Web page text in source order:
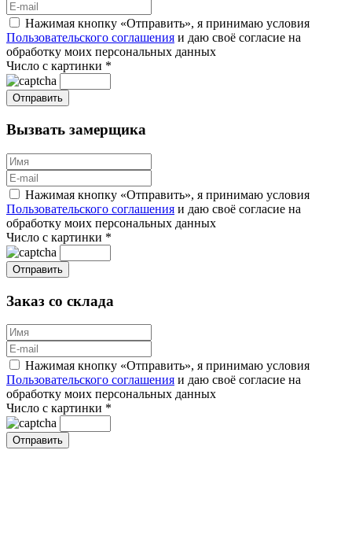
Нажимая кнопку «Отправить», я принимаю условия
Пользовательского соглашения и даю своё согласие на
обработку моих персональных данных
Число с картинки *
Вызвать замерщика
Нажимая кнопку «Отправить», я принимаю условия
Пользовательского соглашения и даю своё согласие на
обработку моих персональных данных
Число с картинки *
Заказ со склада
Нажимая кнопку «Отправить», я принимаю условия
Пользовательского соглашения и даю своё согласие на
обработку моих персональных данных
Число с картинки *